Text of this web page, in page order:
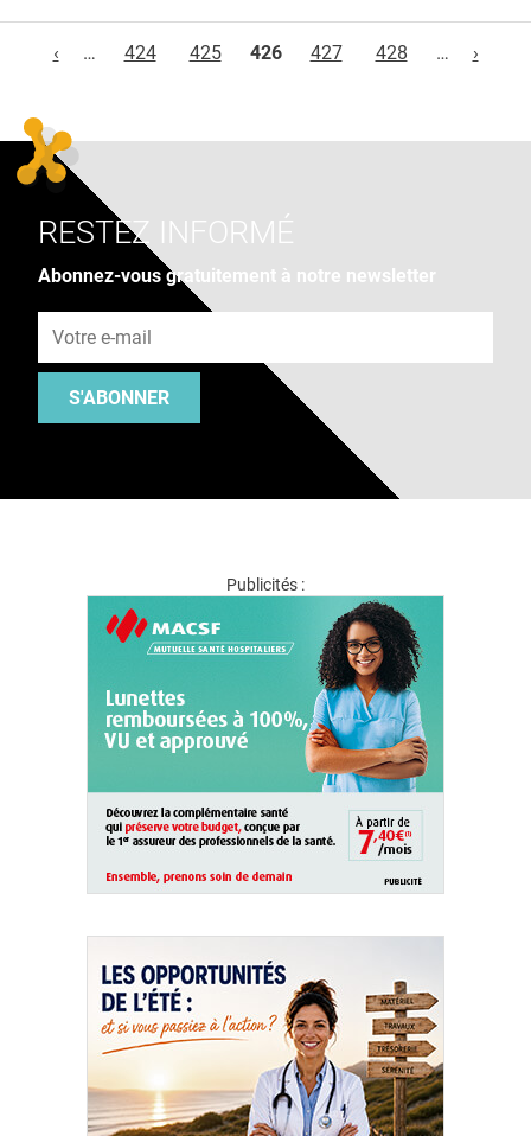
‹
… 424 425 426 427 428 … ›
RESTEZ INFORMÉ
Abonnez-vous gratuitement à notre newsletter
S'ABONNER
Publicités :